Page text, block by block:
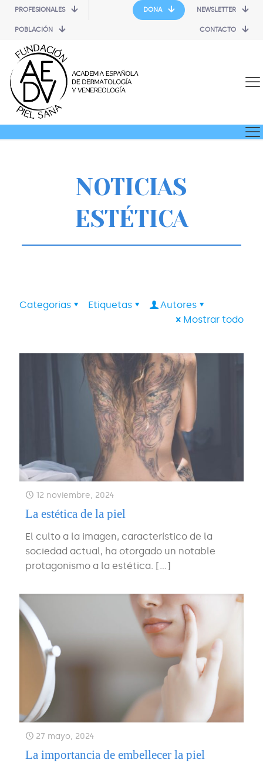
PROFESIONALES
POBLACIÓN
DONA NEWSLETTER
CONTACTO
NOTICIAS
ESTÉTICA
Categorias Etiquetas
Autores
Mostrar todo
12 noviembre, 2024
La estética de la piel
El culto a la imagen, característico de la
sociedad actual, ha otorgado un notable
protagonismo a la estética. […]
27 mayo, 2024
La importancia de embellecer la piel